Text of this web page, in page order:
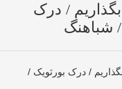
/ درک
شباهنگ